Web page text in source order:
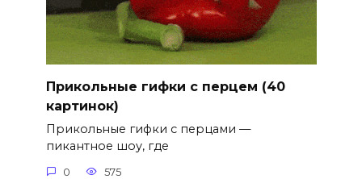
Прикольные гифки с перцем (40
картинок)
Прикольные гифки с перцами —
пикантное шоу, где
0 575